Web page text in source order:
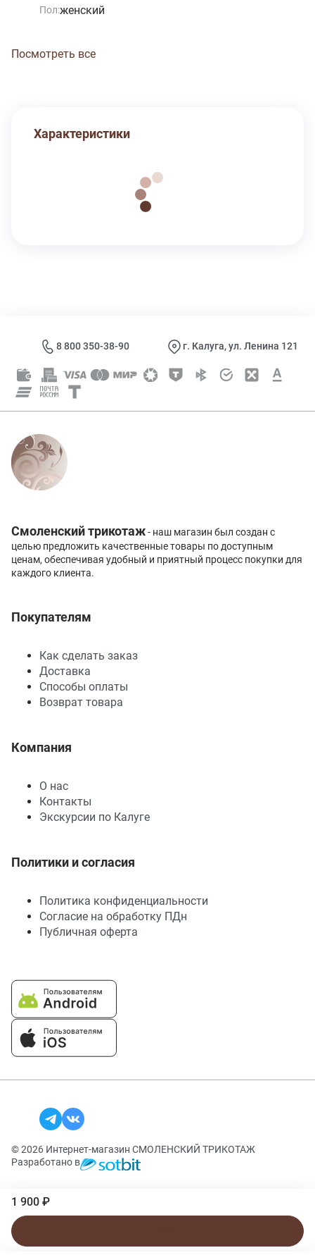
Пол:женский
Посмотреть все
1 900 ₽
Характеристики
8 800 350-38-90 г. Калуга, ул. Ленина 121
Смоленский трикотаж- наш магазин был создан с
целью предложить качественные товары по доступным
ценам, обеспечивая удобный и приятный процесс покупки для
каждого клиента.
Покупателям
Как сделать заказ
Доставка
Способы оплаты
Возврат товара
Компания
О нас
Контакты
Экскурсии по Калуге
Политики и согласия
Политика конфиденциальности
Согласие на обработку ПДн
Публичная оферта
© 2026 Интернет-магазин СМОЛЕНСКИЙ ТРИКОТАЖ
Разработано в